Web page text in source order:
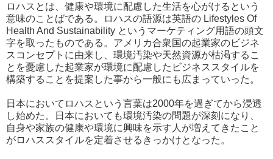
ロハスとは、健康や環境に配慮した生活を心がけるという
意味のことばである。ロハスの語源は英語の Lifestyles Of
Health And Sustainability というマーケティング用語の頭文
字を取ったものである。アメリカ合衆国の起業家のビジネ
スコンセプトに由来し、環境汚染や天然資源が枯渇するこ
とを憂慮した起業家が環境に配慮したビジネススタイルを
構築することを提案した事から一般にも広まっていった。
日本においてロハスという言葉は2000年を過ぎてから浸透
し始めた。日本においても環境汚染の問題が深刻になり、
自身や家族の健康や環境に興味を示す人が増えてきたこと
がロハススタイルを定着させるきっかけとなった。